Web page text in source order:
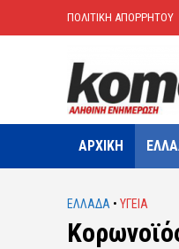
ΠΟΛΙΤΙΚΗ ΑΠΟΡΡΗΤΟΥ
ΑΡΧΙΚΗ
ΕΛΛΑΔΑ • ΥΓΕΙΑ